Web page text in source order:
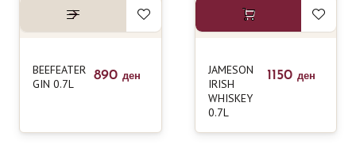
BEEFEATER
GIN 0.7L
890 ден
JAMESON
IRISH
WHISKEY
0.7L
1150 ден